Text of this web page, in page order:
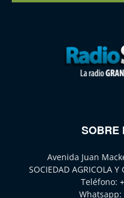
SOBRE
Avenida Juan
SOCIEDAD AGRICOLA
Teléfono:
Whatsapp: